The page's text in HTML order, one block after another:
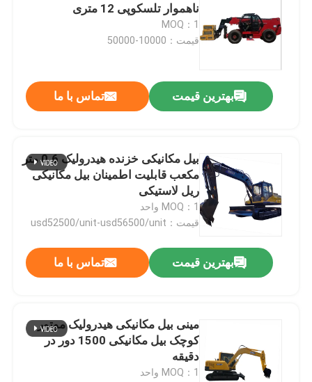
خونه
ناهموار تلسکوپی 12 متری
MOQ：1
قیمت：10000-50000
بهترین قیمت تماس با ما
بیل مکانیکی خزنده هیدرولیک 0.6 متر
مکعب قابلیت اطمینان بیل مکانیکی
ریل لاستیکی
MOQ：1 واحد
قیمت：usd52500/unit-usd56500/unit
بهترین قیمت تماس با ما
مینی بیل مکانیکی هیدرولیک موتور
کوچک بیل مکانیکی 1500 دور در
دقیقه
MOQ：1 واحد